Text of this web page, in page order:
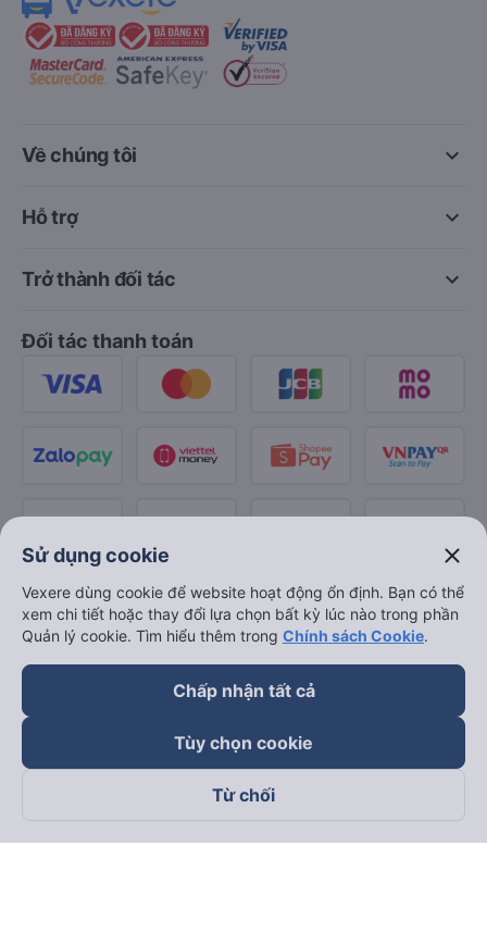
keyboard_arrow_down
Về chúng tôi
keyboard_arrow_down
Hỗ trợ
keyboard_arrow_down
Trở thành đối tác
Đối tác thanh toán
Theo dõi chúng tôi trên
Sử dụng cookie close
Vexere dùng cookie để website hoạt động ổn định. Bạn có thể
xem chi tiết hoặc thay đổi lựa chọn bất kỳ lúc nào trong phần
Quản lý cookie. Tìm hiểu thêm trong Chính sách Cookie.
Chấp nhận tất cả
Tùy chọn cookie
Từ chối